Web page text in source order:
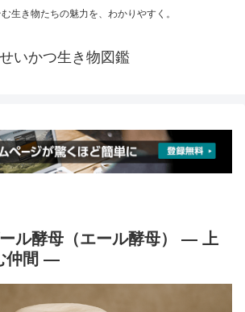
生き物たちの魅力を、わかりやすく。
せいかつ生き物図鑑
ル酵母（エール酵母） ― 上
仲間 ―